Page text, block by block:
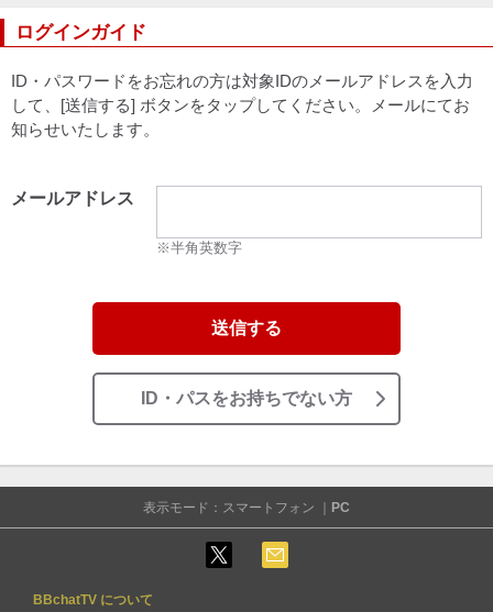
ログインガイド
ID・パスワードをお忘れの方は対象IDのメールアドレスを入力
して、[送信する] ボタンをタップしてください。メールにてお
知らせいたします。
メールアドレス
※半角英数字
送信する
ID・パスをお持ちでない方
表示モード：スマートフォン ｜ PC
BBchatTV について